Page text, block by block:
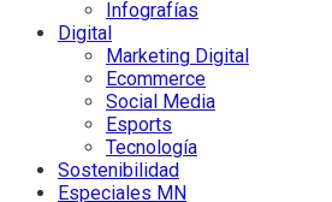
Infografías
Digital
Marketing Digital
Ecommerce
Social Media
Esports
Tecnología
Sostenibilidad
Especiales MN